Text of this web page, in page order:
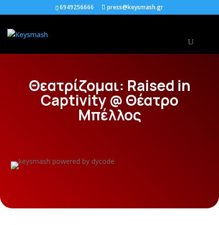
6949256666 press@keysmash.gr
Θεατρίζομαι: Raised in
Captivity @ Θέατρο
Μπέλλος